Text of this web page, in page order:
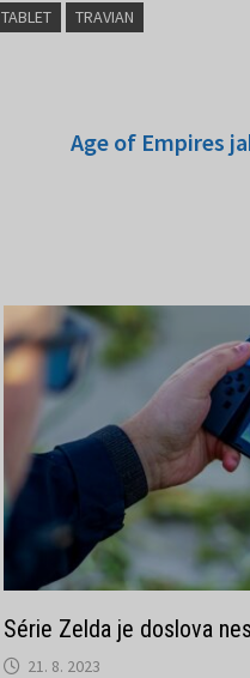
TABLET TRAVIAN
Age of Empires
Série Zelda je doslova
21. 8. 2023